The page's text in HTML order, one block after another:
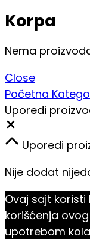
Korpa
Nema
Close
Početna
Uporedi
Uporedi
Nije dodat
Ovaj sajt
korišćenja
upotrebom